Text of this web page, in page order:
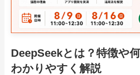
DeepSeekとは？特徴や
わかりやすく解説